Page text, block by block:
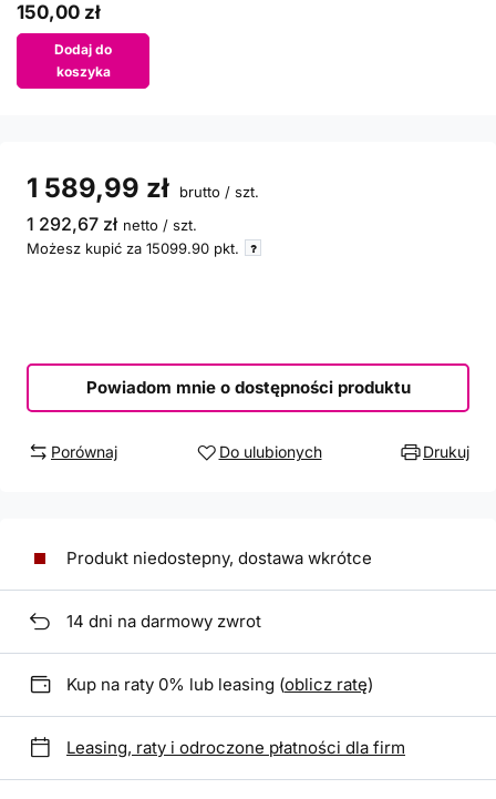
150,00 zł
Dodaj do
koszyka
1 589,99 zł brutto / szt.
1 292,67 zł netto / szt.
Możesz kupić za 15099.90 pkt.
Powiadom mnie o dostępności produktu
Porównaj Do ulubionych Drukuj
Produkt niedostepny, dostawa wkrótce
14 dni na darmowy zwrot
Kup na raty 0% lub leasing (oblicz ratę)
Leasing, raty i odroczone płatności dla firm